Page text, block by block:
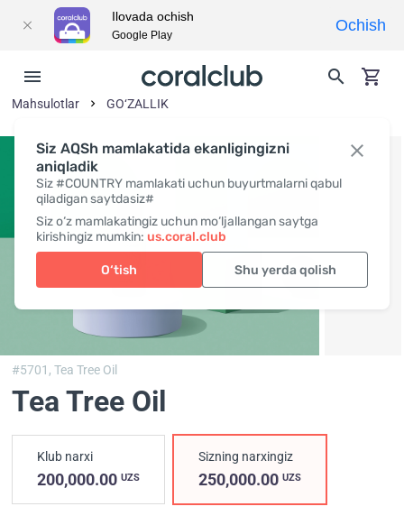
Siz AQSh mamlakatida ekanligingizni
aniqladik
Siz #COUNTRY mamlakati uchun buyurtmalarni qabul
qiladigan saytdasiz#
Siz o‘z mamlakatingiz uchun mo‘ljallangan saytga
kirishingiz mumkin: us.coral.club
O‘tish Shu yerda qolish
Mahsulotlar GO‘ZALLIK
#5701,Tea Tree Oil
Tea Tree Oil
Klub narxi
200,000.00 UZS
Sizning narxingiz
250,000.00UZS
Ilovada ochish
Google Play
Ochish